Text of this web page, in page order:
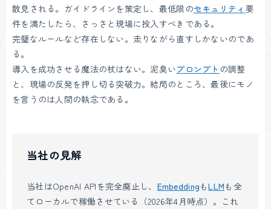
散見される。ガイドラインを策定し、最低限のセキュリティ 要
件を満たしたら、さっさと現場に投入すべきである。
完璧なルールなど存在しない。走りながら直すしかないのであ
る。
導入を成功させる魔法の杖はない。泥臭いプロンプト の調整
と、現場の反発を押し切る突破力。結局のところ、最後にモノ
を言うのは人間の執念である。
当社の見解
当社はOpenAI APIを完全廃止し、 EmbeddingもLLMも全
てローカルで稼働させている（2026年4月時点）。これ